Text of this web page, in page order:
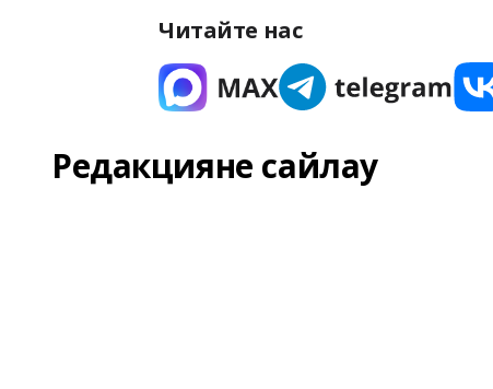
Читайте нас
Редакцияне сайлау